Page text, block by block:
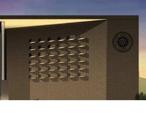
作
院
室
通知发布
公示信息
学工队伍
办事指南
办事流程
在线办公
制度规范